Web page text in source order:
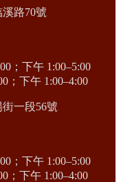
路70號
；下午 1:00–5:00
；下午 1:00–4:00
一段56號
；下午 1:00–5:00
；下午 1:00–4:00